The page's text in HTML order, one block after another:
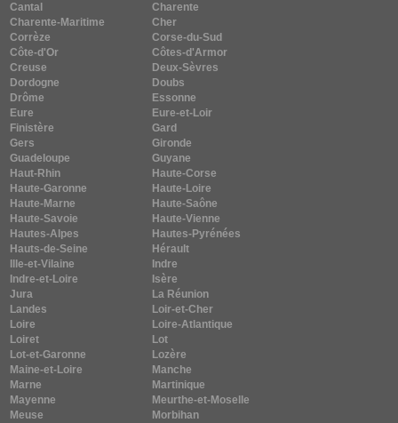
Cantal
Charente
Charente-Maritime
Cher
Corrèze
Corse-du-Sud
Côte-d'Or
Côtes-d'Armor
Creuse
Deux-Sèvres
Dordogne
Doubs
Drôme
Essonne
Eure
Eure-et-Loir
Finistère
Gard
Gers
Gironde
Guadeloupe
Guyane
Haut-Rhin
Haute-Corse
Haute-Garonne
Haute-Loire
Haute-Marne
Haute-Saône
Haute-Savoie
Haute-Vienne
Hautes-Alpes
Hautes-Pyrénées
Hauts-de-Seine
Hérault
Ille-et-Vilaine
Indre
Indre-et-Loire
Isère
Jura
La Réunion
Landes
Loir-et-Cher
Loire
Loire-Atlantique
Loiret
Lot
Lot-et-Garonne
Lozère
Maine-et-Loire
Manche
Marne
Martinique
Mayenne
Meurthe-et-Moselle
Meuse
Morbihan